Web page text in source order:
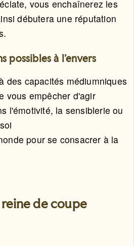
vous enchaînerez les
débutera une réputation
possibles à l'envers
des capacités médiumniques
vous empêcher d'agir
l'émotivité, la sensiblerie ou
pour se consacrer à la
de coupe